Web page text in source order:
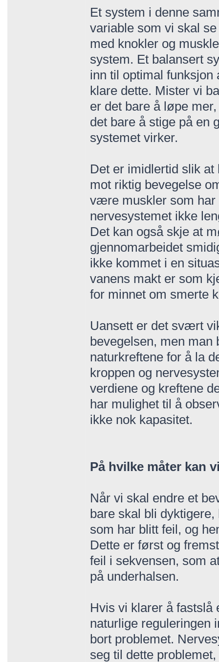
Et system i denne
variable som vi skal
med knokler og
system. Et balansert
inn til optimal funksjon
klare dette. Mister vi
er det bare å løpe
det bare å stige på en
systemet virker.
Det er imidlertid slik
mot riktig bevegelse
være muskler som har
nervesystemet ikke
Det kan også skje at
gjennomarbeidet
ikke kommet i en
vanens makt er som
for minnet om smerte
Uansett er det svært
bevegelsen, men
naturkreftene for å la
kroppen og
verdiene og kreftene
har mulighet til å
ikke nok kapasitet.
På hvilke måter kan
Når vi skal endre et
bare skal bli
som har blitt feil, og
Dette er først og
feil i sekvensen, som
på underhalsen.
Hvis vi klarer å fastslå
naturlige reguleringen
bort problemet.
seg til dette